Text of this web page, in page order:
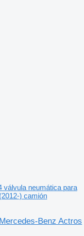
válvula neumática para
) camión
Benz Actros